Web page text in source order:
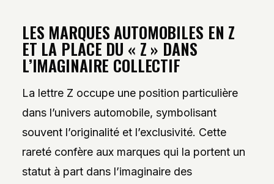
LES MARQUES AUTOMOBILES EN Z
ET LA PLACE DU « Z » DANS
L’IMAGINAIRE COLLECTIF
La lettre Z occupe une position particulière
dans l’univers automobile, symbolisant
souvent l’originalité et l’exclusivité. Cette
rareté confère aux marques qui la portent un
statut à part dans l’imaginaire des